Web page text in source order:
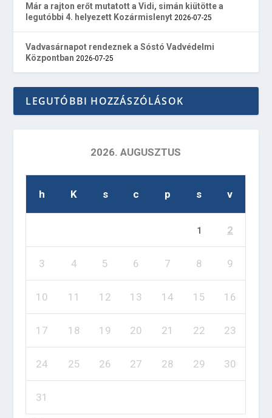
Már a rajton erőt mutatott a Vidi, simán kiütötte a
legutóbbi 4. helyezett Kozármislenyt 2026-07-25
Vadvasárnapot rendeznek a Sóstó Vadvédelmi
Központban 2026-07-25
LEGUTÓBBI HOZZÁSZÓLÁSOK
2026. AUGUSZTUS
h K s c p s v
1 2
3 4 5 6 7 8 9
10 11 12 13 14 15 16
17 18 19 20 21 22 23
24 25 26 27 28 29 30
31